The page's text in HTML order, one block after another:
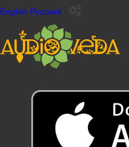
English Русский